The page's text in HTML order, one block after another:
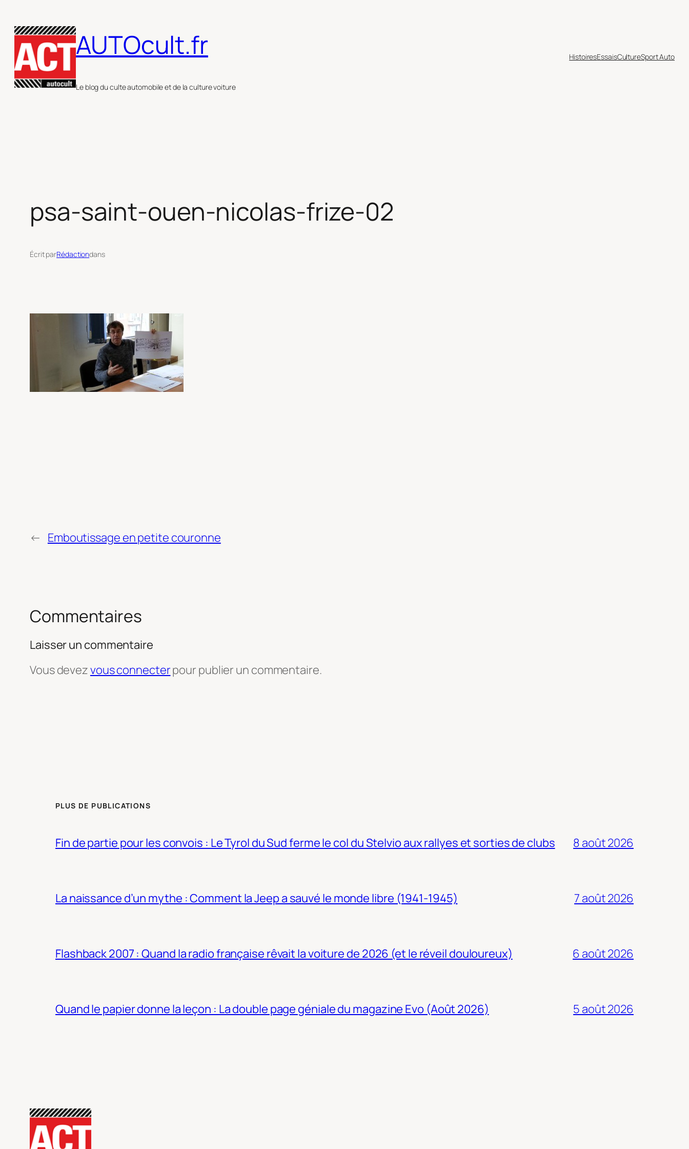
au
contenu
AUTOcult.fr
Le blog du culte automobile et de la culture voiture
HistoiresEssaisCultureSport Auto
psa-saint-ouen-nicolas-frize-02
Écrit parRédactiondans
← Emboutissage en petite couronne
Commentaires
Laisser un commentaire
Vous devezvous connecterpour publier un commentaire.
PLUS DE PUBLICATIONS
Fin de partie pour les convois : Le Tyrol du Sud ferme le col du Stelvio aux rallyes et sorties de clubs 8 août 2026
La naissance d’un mythe : Comment la Jeep a sauvé le monde libre (1941-1945) 7 août 2026
Flashback 2007 : Quand la radio française rêvait la voiture de 2026 (et le réveil douloureux) 6 août 2026
Quand le papier donne la leçon : La double page géniale du magazine Evo (Août 2026) 5 août 2026